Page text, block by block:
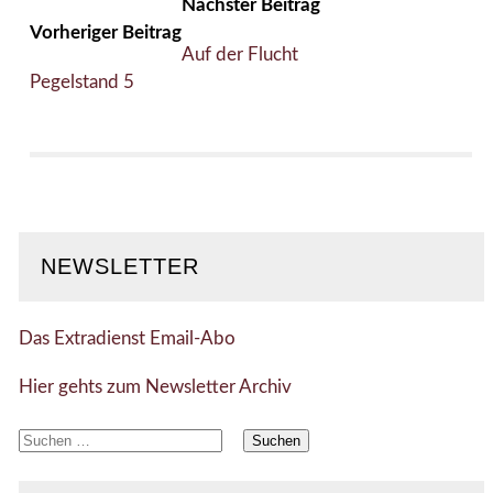
Vorheriger Beitrag
Pegelstand 5
Nächster Beitrag
Auf der Flucht
NEWSLETTER
Das Extradienst Email-Abo
Hier gehts zum Newsletter Archiv
Suchen